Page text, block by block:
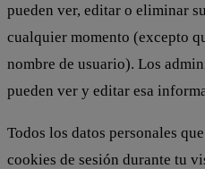
pueden ver, editar o eliminar
cualquier momento (excepto
nombre de usuario). Los
pueden ver y editar esa
Todos los datos personales
cookies de sesión durante tu